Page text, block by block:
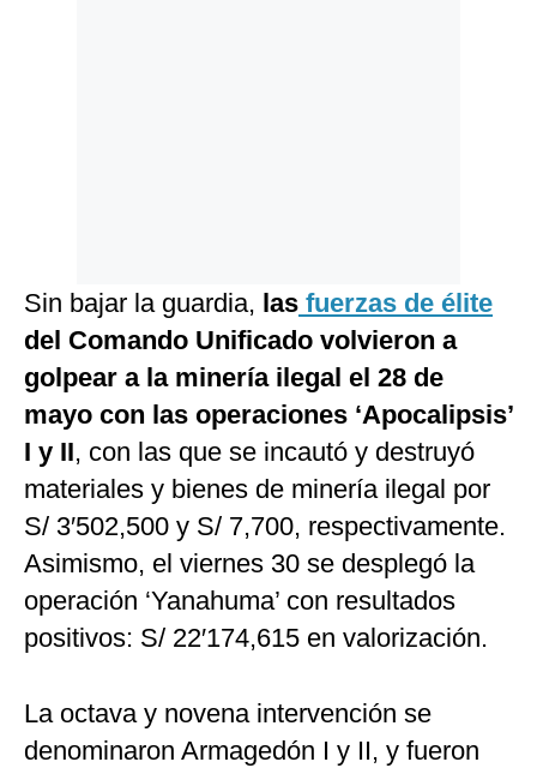
Sin bajar la guardia, las fuerzas de élite
del Comando Unificado volvieron a
golpear a la minería ilegal el 28 de
mayo con las operaciones ‘Apocalipsis’
I y II, con las que se incautó y destruyó
materiales y bienes de minería ilegal por
S/ 3′502,500 y S/ 7,700, respectivamente.
Asimismo, el viernes 30 se desplegó la
operación ‘Yanahuma’ con resultados
positivos: S/ 22′174,615 en valorización.
La octava y novena intervención se
denominaron Armagedón I y II, y fueron